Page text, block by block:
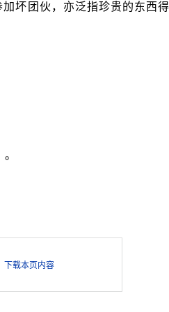
坏团伙，亦泛指珍贵的东西
下载本页内容